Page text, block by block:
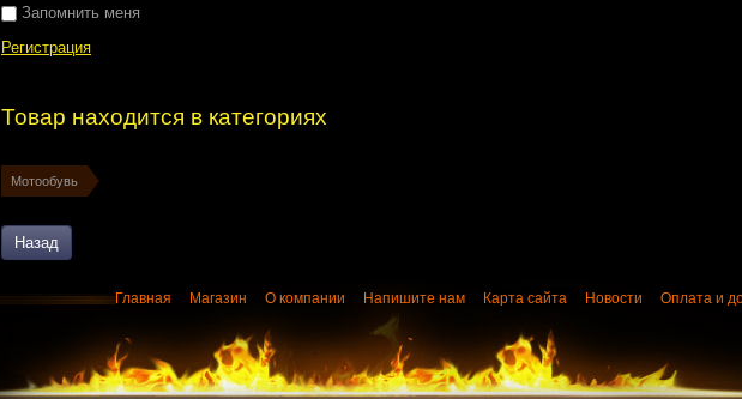
Запомнить меня
Регистрация
Товар находится в категориях
Мотообувь
Назад
Главная Магазин О компании Напишите нам Карта сайта Новости Оплата и